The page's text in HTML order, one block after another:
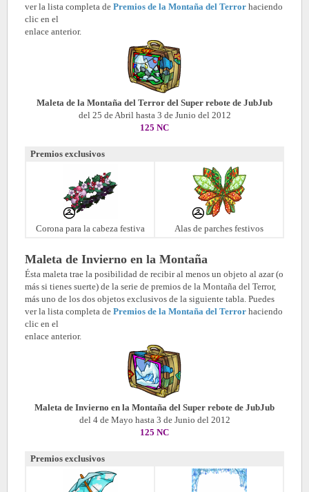
ver la lista completa de Premios de la Montaña del Terror haciendo
clic en el
enlace anterior.
Maleta de la Montaña del Terror del Super rebote de JubJub
del 25 de Abril hasta 3 de Junio del 2012
125 NC
Premios exclusivos
Corona para la cabeza festiva Alas de parches festivos
Maleta de Invierno en la Montaña
Ésta maleta trae la posibilidad de recibir al menos un objeto al azar (o
más si tienes suerte) de la serie de premios de la Montaña del Terror,
más uno de los dos objetos exclusivos de la siguiente tabla. Puedes
ver la lista completa de Premios de la Montaña del Terror haciendo
clic en el
enlace anterior.
Maleta de Invierno en la Montaña del Super rebote de JubJub
del 4 de Mayo hasta 3 de Junio del 2012
125 NC
Premios exclusivos